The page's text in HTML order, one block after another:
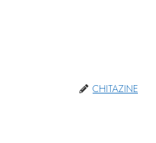
CHITAZINE